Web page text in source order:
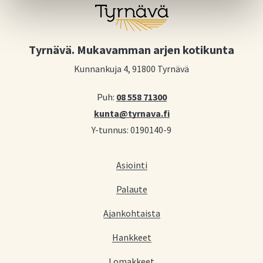
Tyrnävä. Mukavamman arjen kotikunta
Kunnankuja 4, 91800 Tyrnävä
Puh: 08 558 71300
kunta@tyrnava.fi
Y-tunnus: 0190140-9
Asiointi
Palaute
Ajankohtaista
Hankkeet